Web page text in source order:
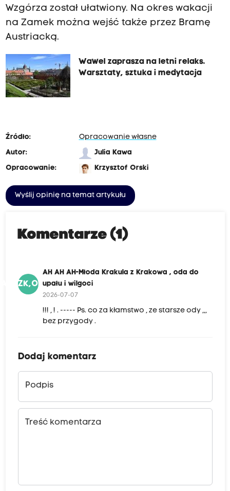
Wzgórza został ułatwiony. Na okres wakacji
na Zamek można wejść także przez Bramę
Austriacką.
Wawel zaprasza na letni relaks.
Warsztaty, sztuka i medytacja
Źródło:
Opracowanie własne
Autor:
Julia Kawa
Opracowanie:
Krzysztof Orski
Wyślij opinię na temat artykułu
Komentarze (1)
AH AH AH-Młoda Krakula z Krakowa , oda do
upału i wilgoci
2026-07-07
!!! , ! . ----- Ps. co za kłamstwo , ze starsze ody ,,,
bez przygody .
Dodaj komentarz
Podpis
Treść komentarza